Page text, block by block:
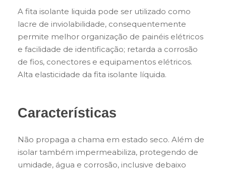
A fita isolante liquida pode ser utilizado como
lacre de inviolabilidade, consequentemente
permite melhor organização de painéis elétricos
e facilidade de identificação; retarda a corrosão
de fios, conectores e equipamentos elétricos.
Alta elasticidade da fita isolante líquida.
Características
Não propaga a chama em estado seco. Além de
isolar também impermeabiliza, protegendo de
umidade, água e corrosão, inclusive debaixo